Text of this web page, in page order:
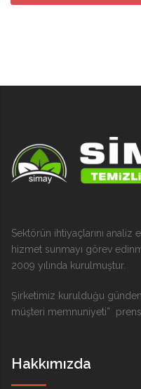
Sektörün ihtiyaçlarını
hizmet sunmayı görev
2009 yılında kurulmuştur.
Şirketimiz kurulduğu
müşteri memnuniyeti”
Hakkımızda